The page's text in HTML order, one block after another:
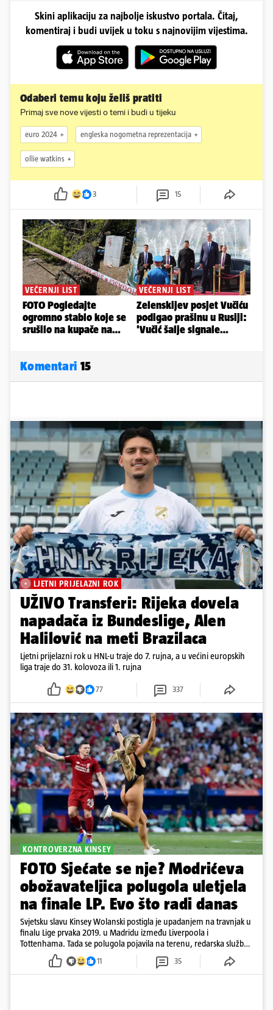
Skini aplikaciju za najbolje iskustvo portala. Čitaj,
komentiraj i budi uvijek u toku s najnovijim vijestima.
Odaberi temu koju želiš pratiti
Primaj sve nove vijesti o temi i budi u tijeku
euro 2024 engleska nogometna reprezentacija
ollie watkins
3 15
Komentari 15
LJETNI PRIJELAZNI ROK
UŽIVO Transferi: Rijeka dovela
napadača iz Bundeslige, Alen
Halilović na meti Brazilaca
Ljetni prijelazni rok u HNL-u traje do 7. rujna, a u većini europskih
liga traje do 31. kolovoza ili 1. rujna
77 337
KONTROVERZNA KINSEY
FOTO Sjećate se nje? Modrićeva
obožavateljica polugola uletjela
na finale LP. Evo što radi danas
Svjetsku slavu Kinsey Wolanski postigla je upadanjem na travnjak u
finalu Lige prvaka 2019. u Madridu između Liverpoola i
Tottenhama. Tada se polugola pojavila na terenu, redarska služba
ju je lovila po travnjaku, a njezine fotografije obišle su svijet.
11 35